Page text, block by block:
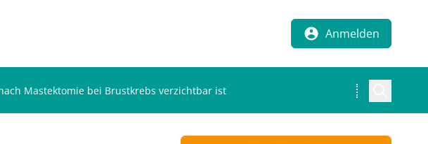
Anmelden
Mastektomie bei Brustkrebs verzichtbar ist